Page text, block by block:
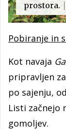
prostora.
Pobiranje in
Kot navaja
pripravljen
po sajenju,
Listi začnejo
gomoljev.